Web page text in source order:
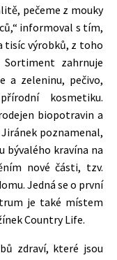
pečeme z mouky
informoval s tím,
tisíc výrobků, z toho
zahrnuje
a zeleninu, pečivo,
kosmetiku.
biopotravin a
Jiránek poznamenal,
bývalého kravína na
nové části, tzv.
Jedná se o první
je také místem
Country Life.
zdraví, které jsou